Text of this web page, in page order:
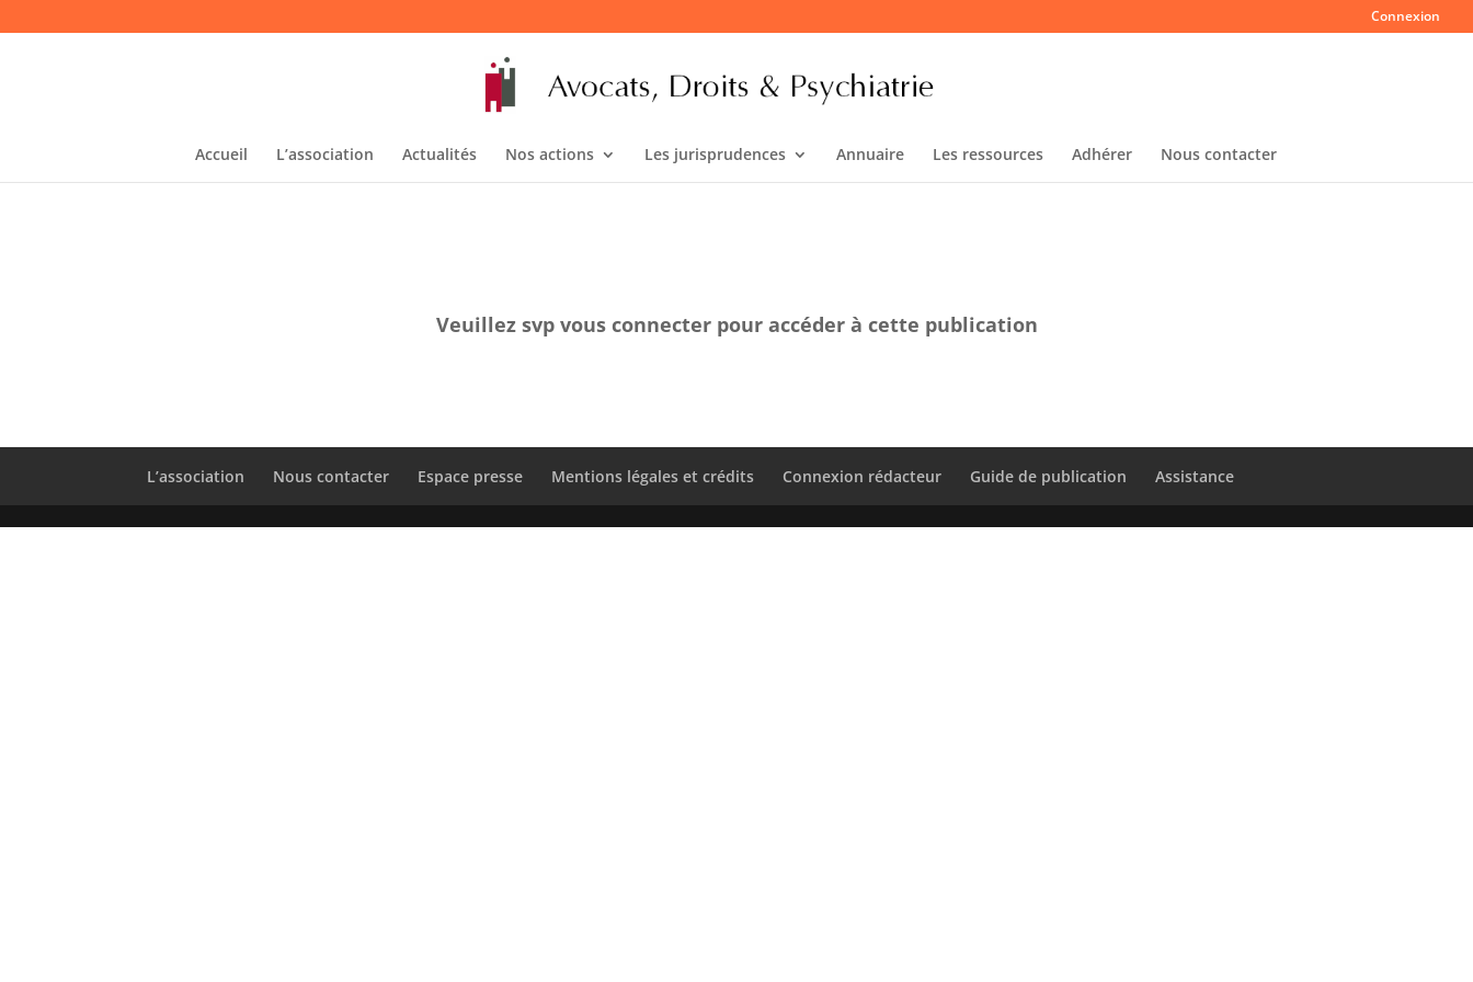
Connexion
Accueil L’association Actualités Nos actions Les jurisprudences Annuaire Les ressources Adhérer Nous contacter
Veuillez svp vous connecter pour accéder à cette publication
L’association Nous contacter Espace presse Mentions légales et crédits Connexion rédacteur Guide de publication Assistance